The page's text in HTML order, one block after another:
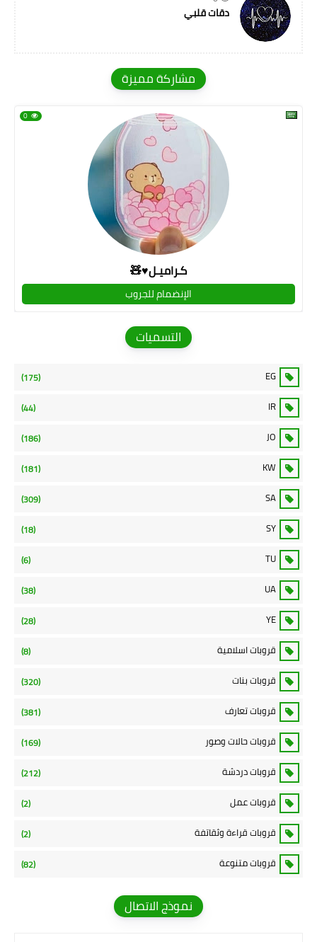
دقات قلبي
مشاركة مميزة
كـراميـل♥🧸
0
الإنضمام للجروب
التسميات
EG
(175)
IR
(44)
JO
(186)
KW
(181)
SA
(309)
SY
(18)
TU
(6)
UA
(38)
YE
(28)
قروبات اسلامية (8)
قروبات بنات (320)
قروبات تعارف (381)
قروبات حالات وصور (169)
قروبات دردشة (212)
قروبات عمل (2)
قروبات قراءة وثقاتفة (2)
قروبات متنوعة (82)
نموذج الاتصال